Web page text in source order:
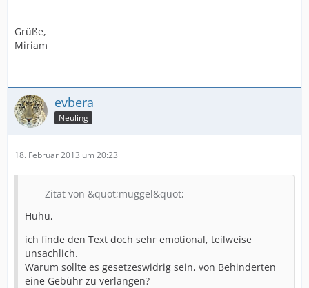
Grüße,
Miriam
evbera
Neuling
18. Februar 2013 um 20:23
Zitat von &quot;muggel&quot;
Huhu,
ich finde den Text doch sehr emotional, teilweise
unsachlich.
Warum sollte es gesetzeswidrig sein, von Behinderten
eine Gebühr zu verlangen?